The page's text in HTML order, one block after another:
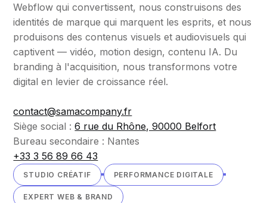
Webflow qui convertissent, nous construisons des
identités de marque qui marquent les esprits, et nous
produisons des contenus visuels et audiovisuels qui
captivent — vidéo, motion design, contenu IA. Du
branding à l'acquisition, nous transformons votre
digital en levier de croissance réel.
contact@samacompany.fr
Siège social :6 rue du Rhône, 90000 Belfort
Bureau secondaire : Nantes
+33 3 56 89 66 43
STUDIO CRÉATIF PERFORMANCE DIGITALE
EXPERT WEB & BRAND